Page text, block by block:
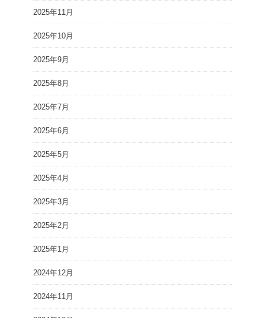
2025年11月
2025年10月
2025年9月
2025年8月
2025年7月
2025年6月
2025年5月
2025年4月
2025年3月
2025年2月
2025年1月
2024年12月
2024年11月